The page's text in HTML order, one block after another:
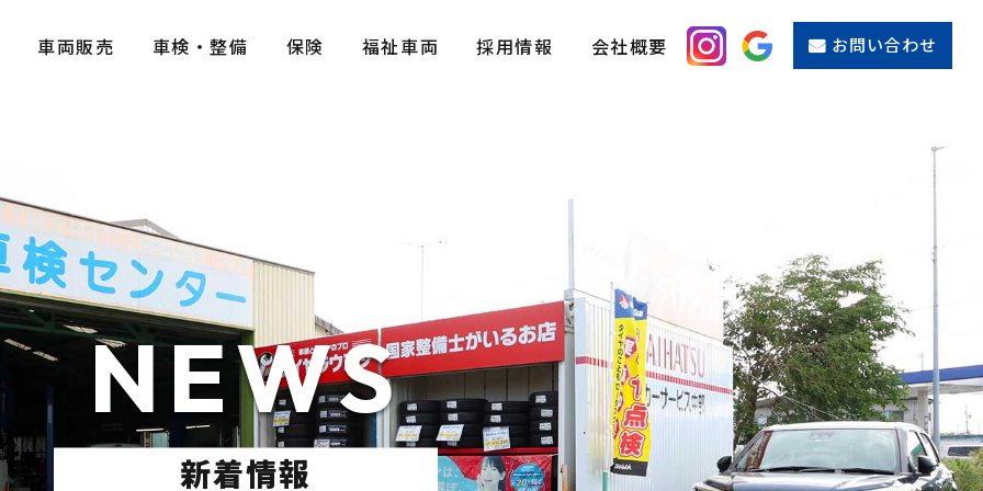
車両販売 車検・整備 保険 福祉車両 採用情報 会社概要 お問い合わせ
NEWS
新着情報